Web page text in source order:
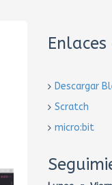
Descargar
Scratch
micro:bit